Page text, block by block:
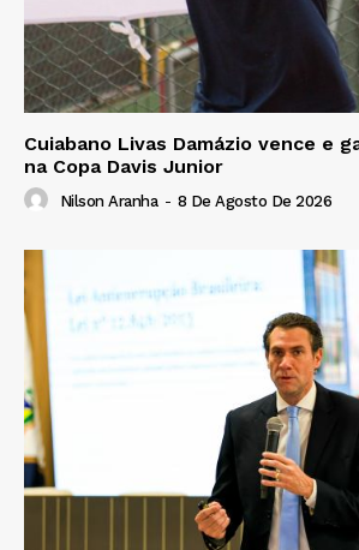
Cuiabano Livas Damázio vence e
na Copa Davis Junior
Nilson Aranha - 8 De Agosto De 2026